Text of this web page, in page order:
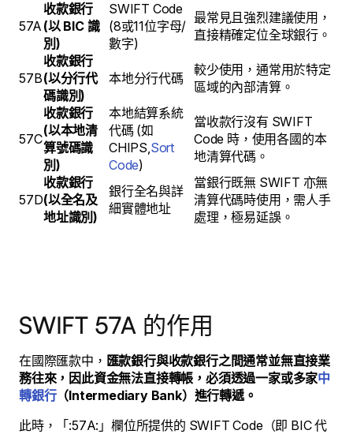
57A
收款銀行
(以 BIC 識
別)
SWIFT Code
(8或11位字母/
數字)
最常見且強烈建議使用，
直接精確定位全球銀行。
57B
收款銀行
(以分行代
碼識別)
本地分行代碼
較少使用，通常用於特定
區域的內部清算。
57C
收款銀行
(以本地清
算號碼識
別)
本地結算系統
代碼 (如
CHIPS,Sort
Code)
當收款行沒有 SWIFT
Code 時，使用各國的本
地清算代碼。
57D
收款銀行
(以全名及
地址識別)
銀行全名與詳
細實體地址
當銀行既無 SWIFT 亦無
清算代碼時使用，需人手
處理，極易延誤。
SWIFT 57A 的作用
在國際匯款中， 匯款銀行與收款銀行之間通常並無直接業
務往來，因此資金無法直接轉帳，必須透過一家或多家中
轉銀行（Intermediary Bank）進行轉遞。
此時，「:57A:」欄位所提供的 SWIFT Code（即 BIC 代